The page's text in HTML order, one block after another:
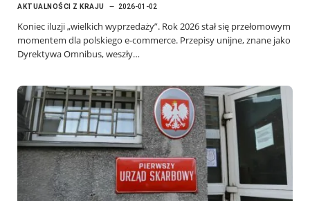
AKTUALNOŚCI Z KRAJU 2026-01-02
Koniec iluzji „wielkich wyprzedaży”. Rok 2026 stał się przełomowym
momentem dla polskiego e-commerce. Przepisy unijne, znane jako
Dyrektywa Omnibus, weszły…